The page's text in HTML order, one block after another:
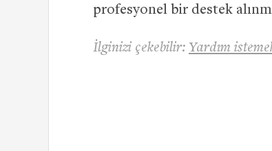
profesyonel bir destek
İlginizi çekebilir: Yardım